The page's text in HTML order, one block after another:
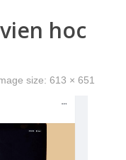
hoc
size: 613 × 651